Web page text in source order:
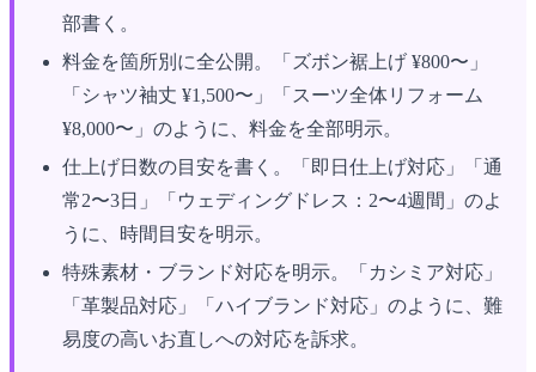
部書く。
料金を箇所別に全公開。「ズボン裾上げ ¥800〜」
「シャツ袖丈 ¥1,500〜」「スーツ全体リフォーム
¥8,000〜」のように、料金を全部明示。
仕上げ日数の目安を書く。「即日仕上げ対応」「通
常2〜3日」「ウェディングドレス：2〜4週間」のよ
うに、時間目安を明示。
特殊素材・ブランド対応を明示。「カシミア対応」
「革製品対応」「ハイブランド対応」のように、難
易度の高いお直しへの対応を訴求。